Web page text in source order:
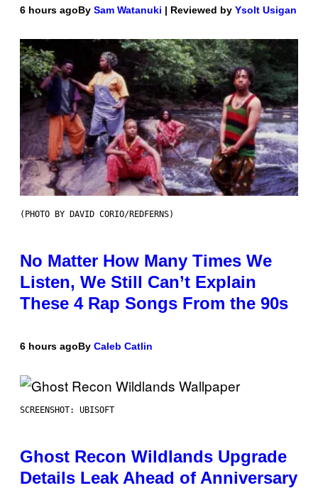
6 hours agoBy Sam Watanuki | Reviewed by Ysolt Usigan
(PHOTO BY DAVID CORIO/REDFERNS)
No Matter How Many Times We
Listen, We Still Can’t Explain
These 4 Rap Songs From the 90s
6 hours agoBy Caleb Catlin
SCREENSHOT: UBISOFT
Ghost Recon Wildlands Upgrade
Details Leak Ahead of Anniversary